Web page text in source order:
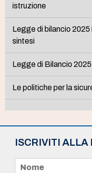
istruzione
Legge di bilancio
sintesi
Legge di Bilancio
Le politiche per la
ISCRIVITI ALLA